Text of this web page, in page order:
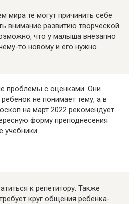
мира те могут причинить себе
внимание развитию творческой
что у малыша внезапно
то новому и его нужно
проблемы с оценками. Они
не понимает тему, а в
на март 2022 рекомендует
форму преподнесения
учебники.
к репетитору. Также
круг общения ребенка-